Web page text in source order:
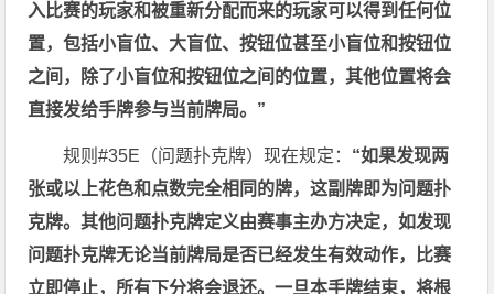
入比赛的玩家和被重新分配而来的玩家可以得到任何位
置，包括小盲位、大盲位、按钮位甚至小盲位和按钮位
之间，除了小盲位和按钮位之间的位置，其他位置将会
直接发给手牌参与当前牌局。”
规则#35E（问题扑克牌）现在规定： “如果发现两
张或以上花色和点数完全相同的牌，这副牌即为问题扑
克牌。其他问题扑克牌定义由赛事主办方决定，如发现
问题扑克牌无论当前牌局是否已经发生有效动作，比赛
立即停止，所有下分将会退还。一旦本手牌结束，将根